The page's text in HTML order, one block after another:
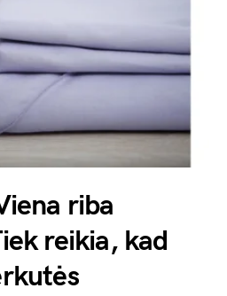
riba
reikia, kad